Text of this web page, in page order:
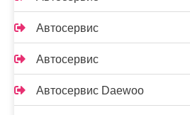
Автосервис
Автосервис
Автосервис Daewoo